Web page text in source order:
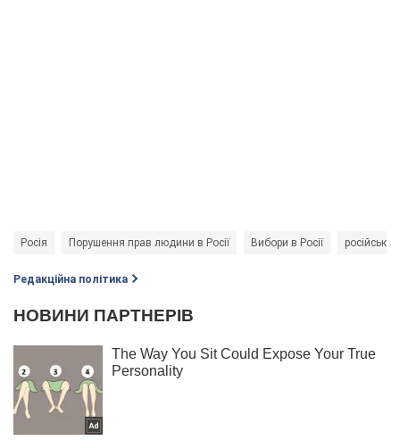
Росія Порушення прав людини в Росії Вибори в Росії російська
Редакційна політика